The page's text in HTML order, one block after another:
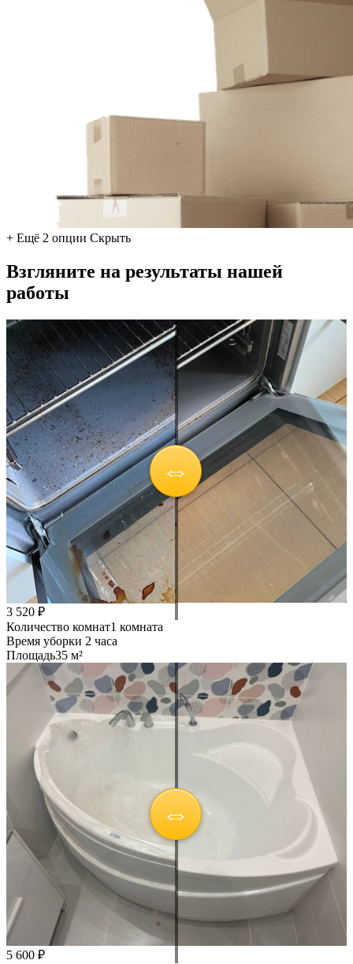
+ Ещё 2 опции Скрыть
Взгляните на результаты нашей
работы
3 520 ₽
Количество комнат1 комната
Время уборки 2 часа
Площадь35 м²
5 600 ₽